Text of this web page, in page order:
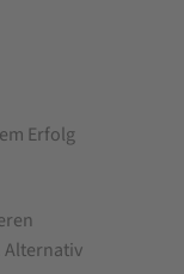
Erfolg
Alternativ